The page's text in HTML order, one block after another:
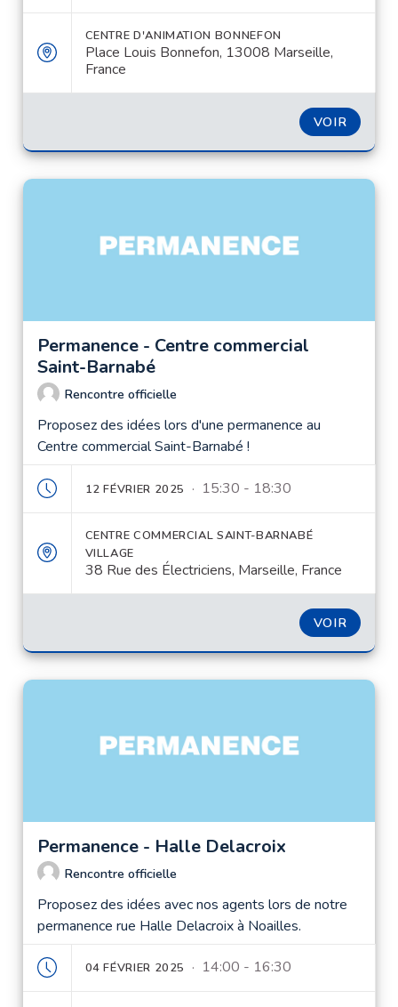
CENTRE D'ANIMATION BONNEFON
Place Louis Bonnefon, 13008 Marseille,
France
VOIR
Permanence - Centre commercial
Saint-Barnabé
Rencontre officielle
Proposez des idées lors d'une permanence au
Centre commercial Saint-Barnabé !
12 FÉVRIER 2025 · 15:30 - 18:30
CENTRE COMMERCIAL SAINT-BARNABÉ
VILLAGE
38 Rue des Électriciens, Marseille, France
VOIR
Permanence - Halle Delacroix
Rencontre officielle
Proposez des idées avec nos agents lors de notre
permanence rue Halle Delacroix à Noailles.
04 FÉVRIER 2025 · 14:00 - 16:30